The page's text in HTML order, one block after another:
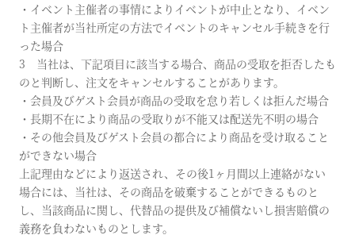
・イベント主催者の事情によりイベントが中止となり、イベン
ト主催者が当社所定の方法でイベントのキャンセル手続きを行
った場合
3 当社は、下記項目に該当する場合、商品の受取を拒否したも
のと判断し、注文をキャンセルすることがあります。
・会員及びゲスト会員が商品の受取を怠り若しくは拒んだ場合
・長期不在により商品の受取りが不能又は配送先不明の場合
・その他会員及びゲスト会員の都合により商品を受け取ること
ができない場合
上記理由などにより返送され、その後1ヶ月間以上連絡がない
場合には、当社は、その商品を破棄することができるものと
し、当該商品に関し、代替品の提供及び補償ないし損害賠償の
義務を負わないものとします。